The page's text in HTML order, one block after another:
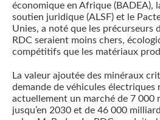
économique en Afrique (BADEA),
soutien juridique (ALSF) et le
Unies, a noté que les précurseurs
RDC seraient moins chers,
compétitifs que les matériaux
La valeur ajoutée des minéraux
demande de véhicules électriques
actuellement un marché de 7 000
jusqu’en 2030 et de 46 000